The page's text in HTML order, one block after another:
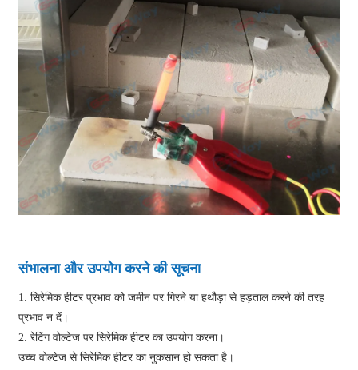
संभालना और उपयोग करने की सूचना
1. सिरेमिक हीटर प्रभाव को जमीन पर गिरने या हथौड़ा से हड़ताल करने की तरह
प्रभाव न दें।
2. रेटिंग वोल्टेज पर सिरेमिक हीटर का उपयोग करना।
उच्च वोल्टेज से सिरेमिक हीटर का नुकसान हो सकता है।